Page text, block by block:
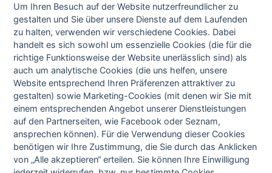
Vorherige
Bewertung
Nächste
Bewertung
Datenschutzerklärung
AGB
Cookie-Einstellungen
Impressum
Um Ihren Besuch auf der Website nutzerfreundlicher zu
gestalten und Sie über unsere Dienste auf dem Laufenden
zu halten, verwenden wir verschiedene Cookies. Dabei
handelt es sich sowohl um essenzielle Cookies (die für die
richtige Funktionsweise der Website unerlässlich sind) als
auch um analytische Cookies (die uns helfen, unsere
Website entsprechend Ihren Präferenzen attraktiver zu
gestalten) sowie Marketing-Cookies (mit denen wir Sie mit
einem entsprechenden Angebot unserer Dienstleistungen
auf den Partnerseiten, wie Facebook oder Seznam,
ansprechen können). Für die Verwendung dieser Cookies
benötigen wir Ihre Zustimmung, die Sie durch das Anklicken
von „Alle akzeptieren“ erteilen. Sie können Ihre Einwilligung